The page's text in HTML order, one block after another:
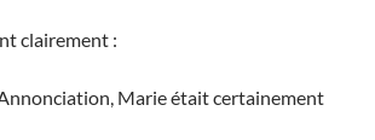
clairement :
Marie était certainement